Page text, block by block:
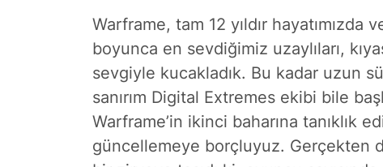
Warframe, tam 12 yıldır hayatımızda
boyunca en sevdiğimiz uzaylıları,
sevgiyle kucakladık. Bu kadar uzun
sanırım Digital Extremes ekibi bile
Warframe’in ikinci baharına tanıklık
güncellemeye borçluyuz. Gerçekten